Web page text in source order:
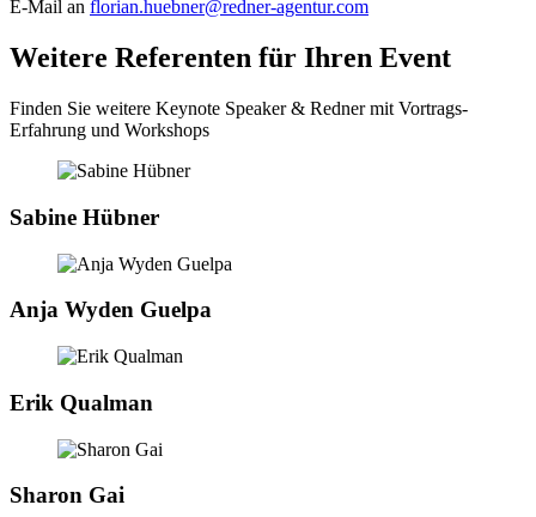
E-Mail an florian.huebner@redner-agentur.com
Weitere Referenten für Ihren Event
Finden Sie weitere Keynote Speaker & Redner mit Vortrags-
Erfahrung und Workshops
Sabine Hübner
Anja Wyden Guelpa
Erik Qualman
Sharon Gai